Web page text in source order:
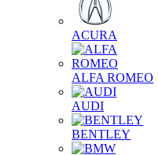
ACURA
ALFA ROMEO
AUDI
BENTLEY